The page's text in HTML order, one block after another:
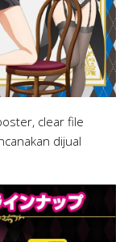
clear file
dijual